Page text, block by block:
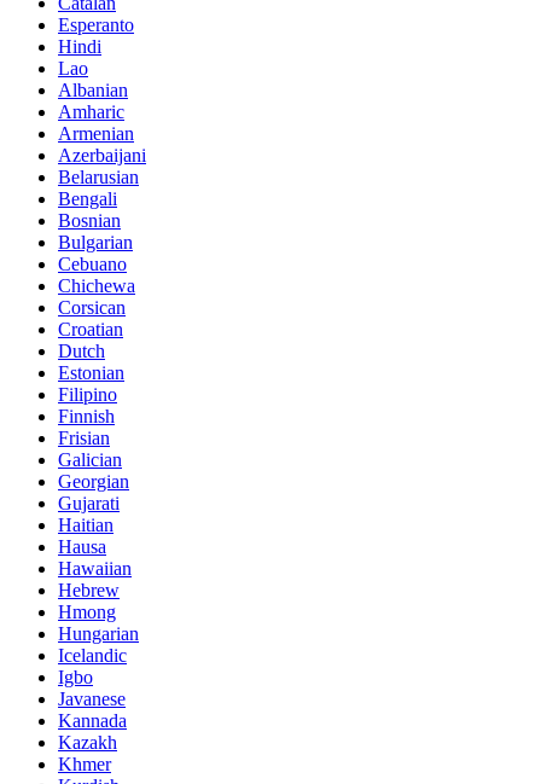
Esperanto
Hindi
Lao
Albanian
Amharic
Armenian
Azerbaijani
Belarusian
Bengali
Bosnian
Bulgarian
Cebuano
Chichewa
Corsican
Croatian
Dutch
Estonian
Filipino
Finnish
Frisian
Galician
Georgian
Gujarati
Haitian
Hausa
Hawaiian
Hebrew
Hmong
Hungarian
Icelandic
Igbo
Javanese
Kannada
Kazakh
Khmer